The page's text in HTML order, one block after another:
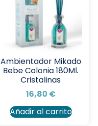
Ambientador Mikado
Bebe Colonia 180Ml.
Cristalinas
16,80 €
Añadir al carrito